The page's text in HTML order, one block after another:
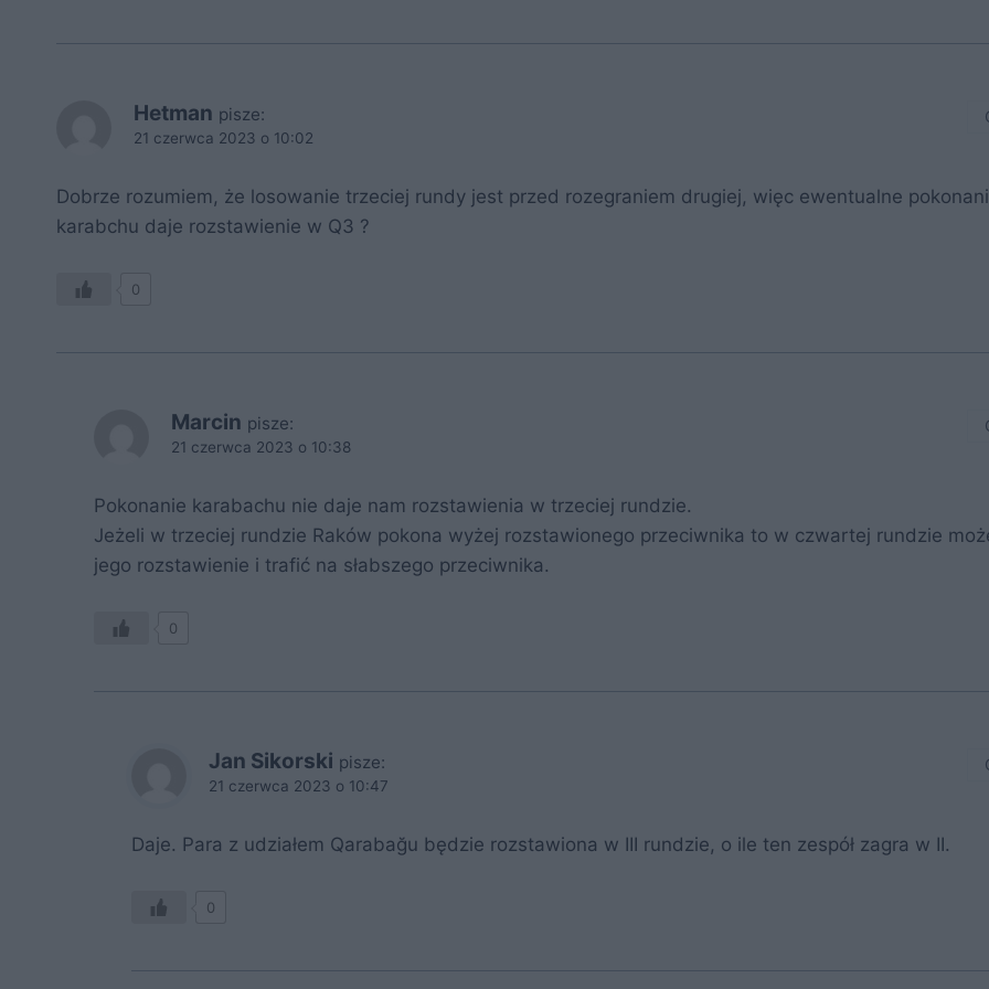
Hetman pisze:
21 czerwca 2023 o 10:02
Dobrze rozumiem, że losowanie trzeciej rundy jest przed rozegraniem drugiej, więc ewentualne
karabchu daje rozstawienie w Q3 ?
0
Marcin pisze:
21 czerwca 2023 o 10:38
Pokonanie karabachu nie daje nam rozstawienia w trzeciej rundzie.
Jeżeli w trzeciej rundzie Raków pokona wyżej rozstawionego przeciwnika to w czwartej rundzie
jego rozstawienie i trafić na słabszego przeciwnika.
0
Jan Sikorski pisze:
21 czerwca 2023 o 10:47
Daje. Para z udziałem Qarabağu będzie rozstawiona w III rundzie, o ile ten zespół zagra w II.
0